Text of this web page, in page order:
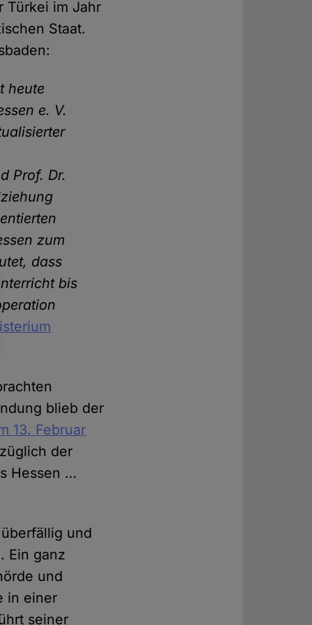
Türkei im Jahr
Staat.
heute
e. V.
Prof. Dr.
zum
dass
bis
blieb der
13. Februar
der
Hessen …
und
Ein ganz
und
in einer
seiner